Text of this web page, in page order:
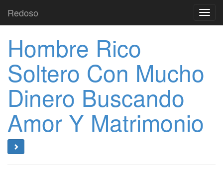
Redoso
Hombre Rico
Soltero Con Mucho
Dinero Buscando
Amor Y Matrimonio